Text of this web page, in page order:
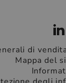
di
Mappa del